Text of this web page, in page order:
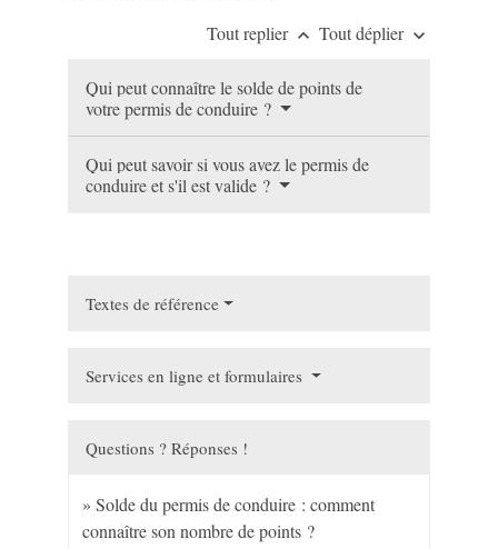
Tout replier keyboard_arrow_up Tout déplier keyboard_arrow_down
Qui peut connaître le solde de points de
votre permis de conduire ?
Qui peut savoir si vous avez le permis de
conduire et s'il est valide ?
Textes de référence
Services en ligne et formulaires
Questions ? Réponses !
Solde du permis de conduire : comment
connaître son nombre de points ?